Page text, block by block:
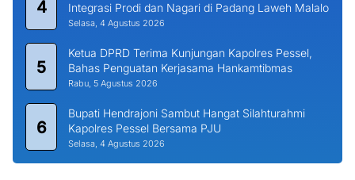
4
Integrasi Prodi dan Nagari di Padang Laweh Malalo
Selasa, 4 Agustus 2026
5
Ketua DPRD Terima Kunjungan Kapolres Pessel,
Bahas Penguatan Kerjasama Hankamtibmas
Rabu, 5 Agustus 2026
6
Bupati Hendrajoni Sambut Hangat Silahturahmi
Kapolres Pessel Bersama PJU
Selasa, 4 Agustus 2026